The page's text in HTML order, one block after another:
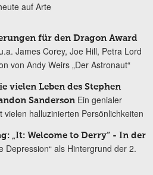
auf Arte
für den Dragon Award
James Corey, Joe Hill, Petra Lord
von Andy Weirs „Der Astronaut“
vielen Leben des Stephen
Sanderson Ein genialer
vielen halluzinierten Persönlichkeiten
„It: Welcome to Derry“ - In der
Depression“ als Hintergrund der 2.